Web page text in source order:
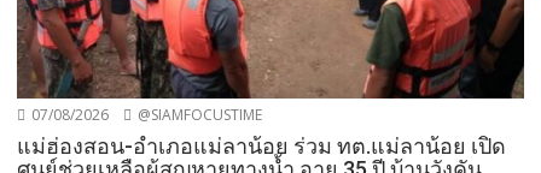
07/08/2026 @SIAMFOCUSTIME
แม่ฮ่องสอน-อำเภอแม่ลาน้อย ร่วม ทต.แม่ลาน้อย เปิด